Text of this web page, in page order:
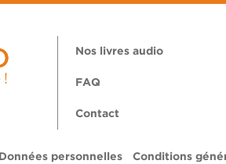
Nos livres audio
FAQ
Contact
Données personnelles Conditions